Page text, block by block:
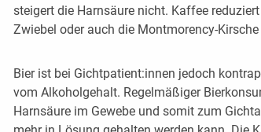
steigert die Harnsäure nicht. Kaffee
Zwiebel oder auch die Montmorency-
Bier ist bei Gichtpatient:innen jedoch
vom Alkoholgehalt. Regelmäßiger
Harnsäure im Gewebe und somit zum